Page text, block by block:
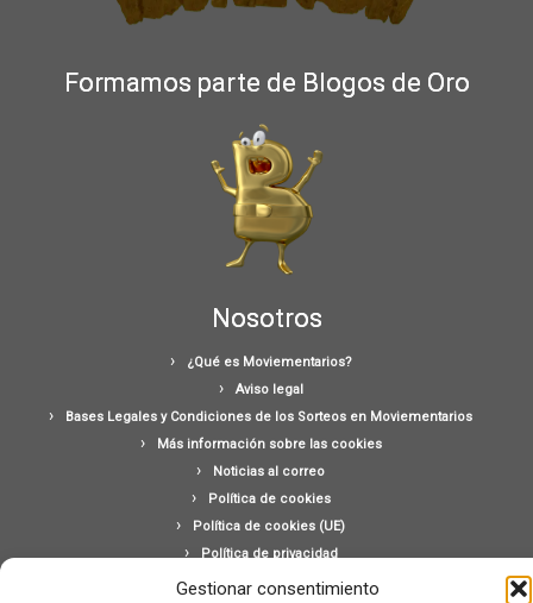
Gestionar consentimiento
Formamos parte de Blogos de Oro
Nosotros
¿Qué es Moviementarios?
Aviso legal
Bases Legales y Condiciones de los Sorteos en Moviementarios
Más información sobre las cookies
Noticias al correo
Política de cookies
Política de cookies (UE)
Política de privacidad
Ponte en contacto con nosotros